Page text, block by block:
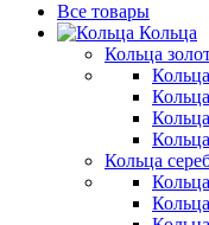
Все товары
Кольца
Кольца
Кольца